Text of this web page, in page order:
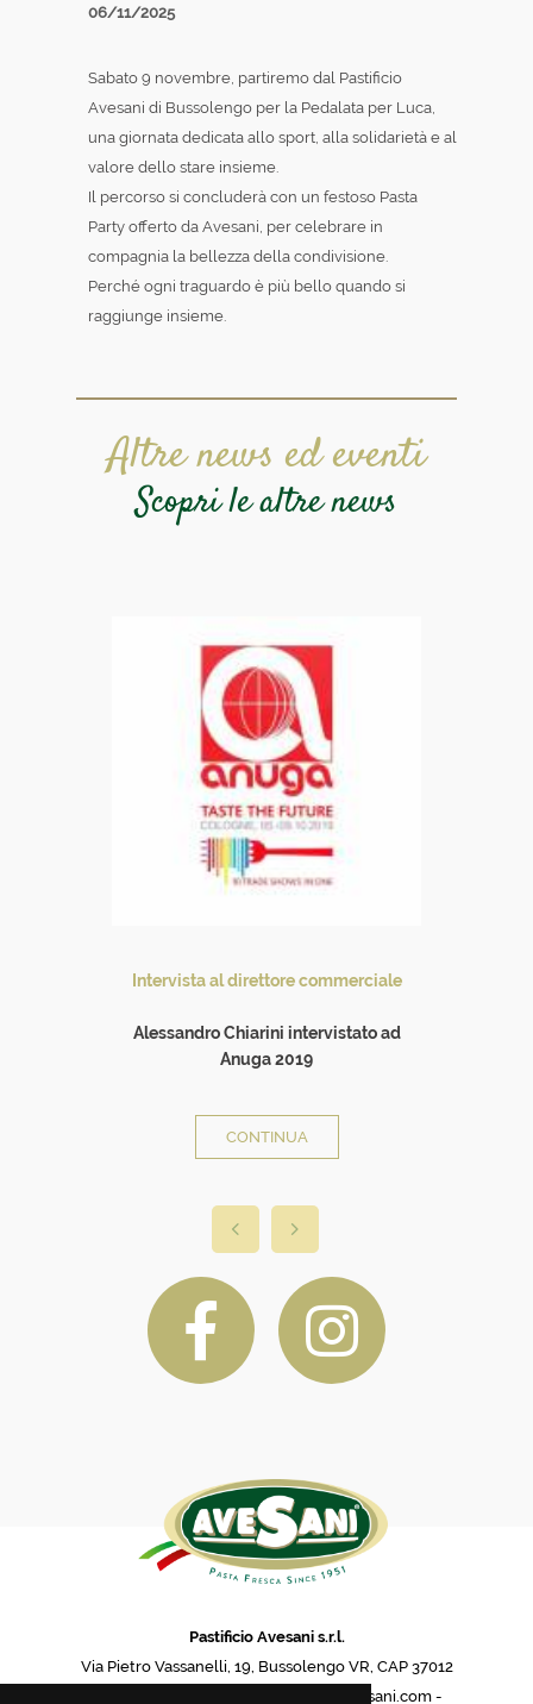
06/11/2025
Sabato 9 novembre, partiremo dal Pastificio
Avesani di Bussolengo per la Pedalata per Luca,
una giornata dedicata allo sport, alla solidarietà e al
valore dello stare insieme.
Il percorso si concluderà con un festoso Pasta
Party offerto da Avesani, per celebrare in
compagnia la bellezza della condivisione.
Perché ogni traguardo è più bello quando si
raggiunge insieme.
Altre news ed eventi
Scopri le altre news
Intervista al direttore commerciale
Alessandro Chiarini intervistato ad
Anuga 2019
CONTINUA
Pastificio Avesani s.r.l.
Via Pietro Vassanelli, 19, Bussolengo VR, CAP 37012
phone: (0039) 04567 17 737 - info@avesani.com -